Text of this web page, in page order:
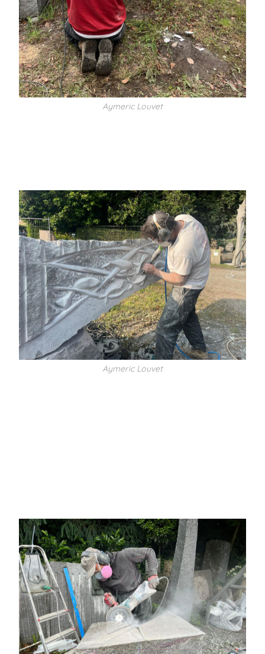
Aymeric Louvet
Aymeric Louvet